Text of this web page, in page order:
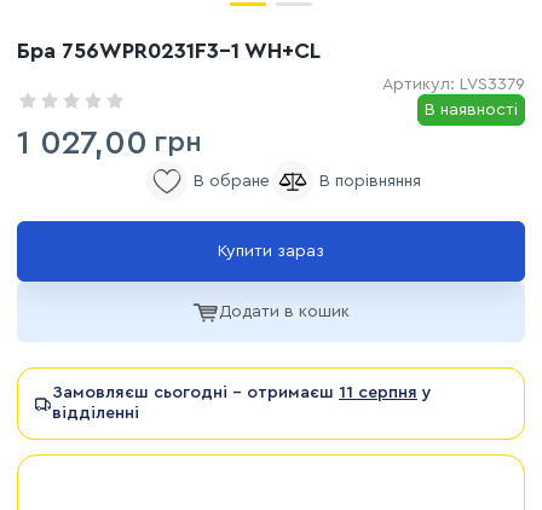
Бра 756WPR0231F3-1 WH+CL
Артикул: LVS3379
В наявності
1 027,00 грн
Додати в кошик
Замовляєш сьогодні - отримаєш 11 серпня у
відділенні
Купити зараз